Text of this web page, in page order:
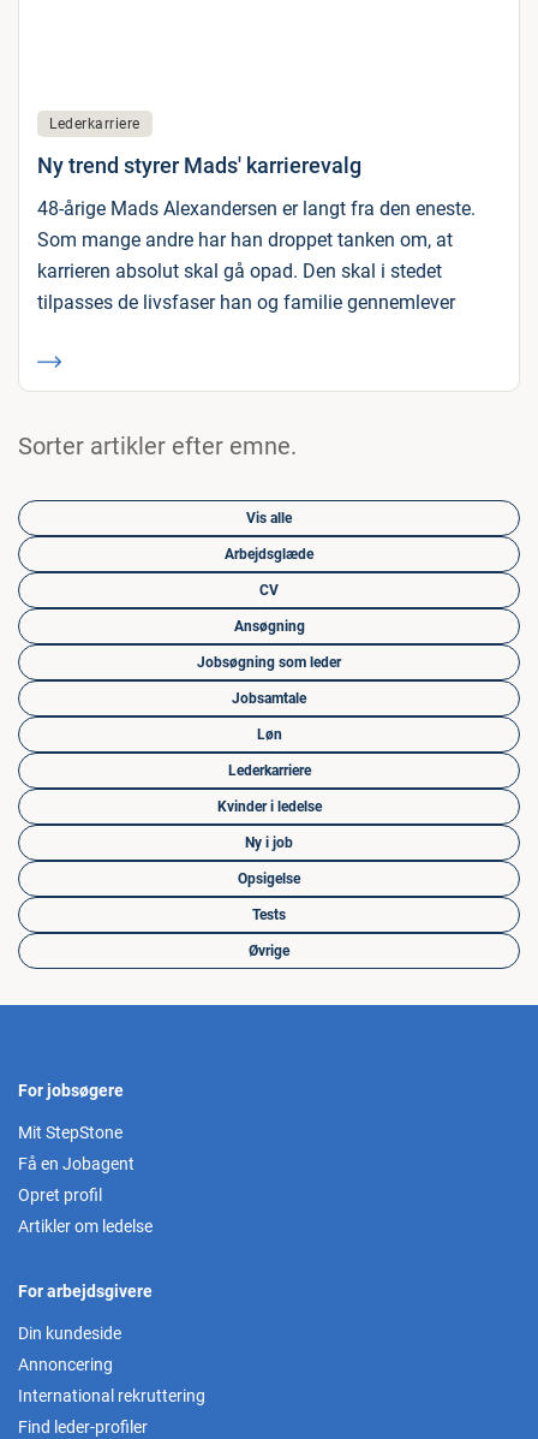
Lederkarriere
Ny trend styrer Mads' karrierevalg
48-årige Mads Alexandersen er langt fra den eneste.
Som mange andre har han droppet tanken om, at
karrieren absolut skal gå opad. Den skal i stedet
tilpasses de livsfaser han og familie gennemlever
Sorter artikler efter emne.
Vis alle
Arbejdsglæde
CV
Ansøgning
Jobsøgning som leder
Jobsamtale
Løn
Lederkarriere
Kvinder i ledelse
Ny i job
Opsigelse
Tests
Øvrige
For jobsøgere
Mit StepStone
Få en Jobagent
Opret profil
Artikler om ledelse
For arbejdsgivere
Din kundeside
Annoncering
International rekruttering
Find leder-profiler